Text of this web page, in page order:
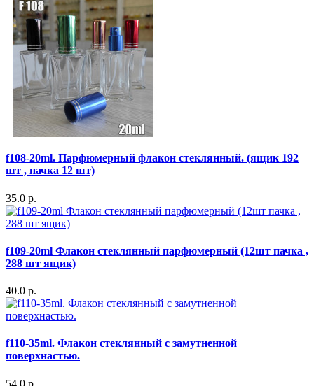
f108-20ml. Парфюмерный флакон стеклянный. (ящик 192
шт , пачка 12 шт)
35.0 р.
f109-20ml Флакон стеклянный парфюмерный (12шт пачка ,
288 шт ящик)
40.0 р.
f110-35ml. Флакон стеклянный с замутненной
поверхнастью.
54.0 р.